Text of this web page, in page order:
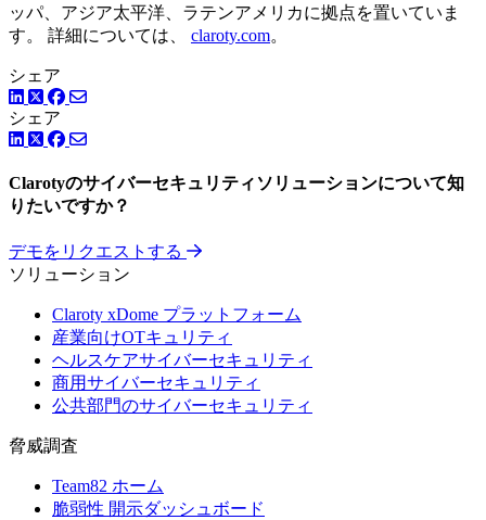
ッパ、アジア太平洋、ラテンアメリカに拠点を置いていま
す。 詳細については、 claroty.com。
シェア
LinkedIn
ツイッター
Facebook
シェア
LinkedIn
ツイッター
Facebook
Clarotyのサイバーセキュリティソリューションについて知
りたいですか？
デモをリクエストする
ソリューション
Claroty xDome プラットフォーム
産業向けOTキュリティ
ヘルスケアサイバーセキュリティ
商用サイバーセキュリティ
公共部門のサイバーセキュリティ
脅威調査
Team82 ホーム
脆弱性 開示ダッシュボード